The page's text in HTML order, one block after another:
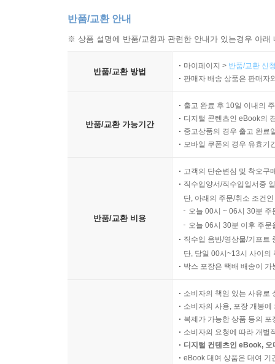
반품/교환 안내
※ 상품 설명에 반품/교환과 관련한 안내가 있는경우 아
반품/교환 방법
마이페이지 > 반품/교환 신
판매자 배송 상품은 판매자
반품/교환 가능기간
출고 완료 후 10일 이내의
디지털 콘텐츠인 eBook의
중고상품의 경우 출고 완료
모바일 쿠폰의 경우 유효기
반품/교환 비용
고객의 단순변심 및 착오구
직수입양서/직수입일서중
단, 아래의 주문/취소 조건
오늘 00시 ~ 06시 30분
오늘 06시 30분 이후 주
직수입 음반/영상물/기프트
단, 당일 00시~13시 사이의
박스 포장은 택배 배송이
소비자의 책임 있는 사유로
소비자의 사용, 포장 개봉
복제가 가능한 상품 등의
소비자의 요청에 따라 개별
디지털 컨텐츠인 eBook,
eBook 대여 상품은 대여 기